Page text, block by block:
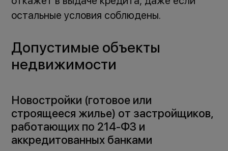
остальные условия соблюдены.
Допустимые объекты
недвижимости
Новостройки (готовое или
строящееся жилье) от застройщиков,
работающих по 214-ФЗ и
аккредитованных банками